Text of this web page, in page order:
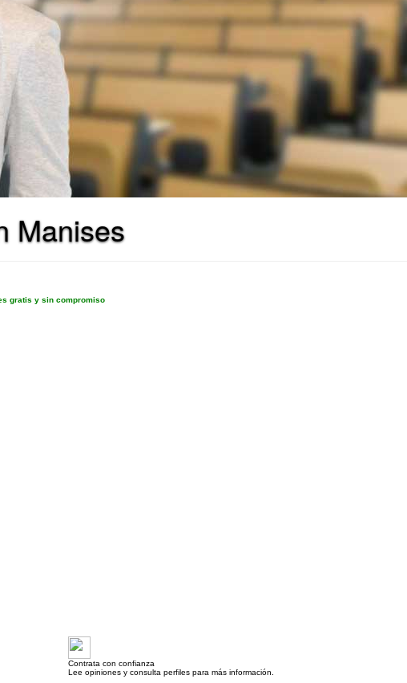
Manises
gratis y sin compromiso
Contrata con confianza
Lee opiniones y consulta perfiles para más información.